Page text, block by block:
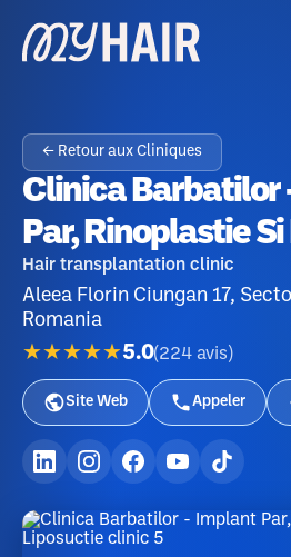
← Retour aux Cliniques
Clinica Barbatilor
Par, Rinoplastie
Hair transplantation clinic
Aleea Florin Ciungan 17,
Romania
★★★★★5.0(224 avis )
Site Web Appeler